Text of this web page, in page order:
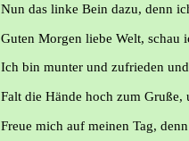
Nun das linke Bein dazu, denn
Guten Morgen liebe Welt,
Ich bin munter und zufrieden
Falt die Hände hoch zum
Freue mich auf meinen Tag,